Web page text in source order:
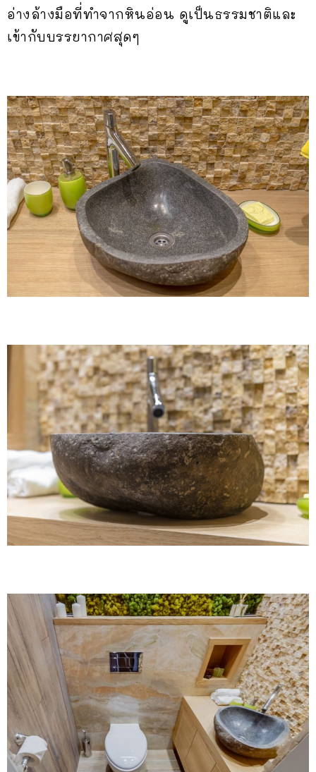
อ่างล้างมือที่ทำจากหินอ่อน ดูเป็นธรรมชาติและ
เข้ากับบรรยากาศสุดๆ